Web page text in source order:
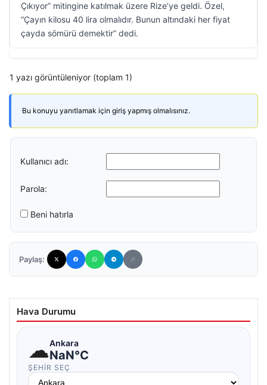
Çıkıyor” mitingine katılmak üzere Rize’ye geldi. Özel,
“Çayın kilosu 40 lira olmalıdır. Bunun altındaki her fiyat
çayda sömürü demektir” dedi.
1 yazı görüntüleniyor (toplam 1)
Bu konuyu yanıtlamak için giriş yapmış olmalısınız.
Kullanıcı adı:
Parola:
Beni hatırla
Paylaş:
Hava Durumu
☁Ankara
NaN°C
ŞEHIR SEÇ